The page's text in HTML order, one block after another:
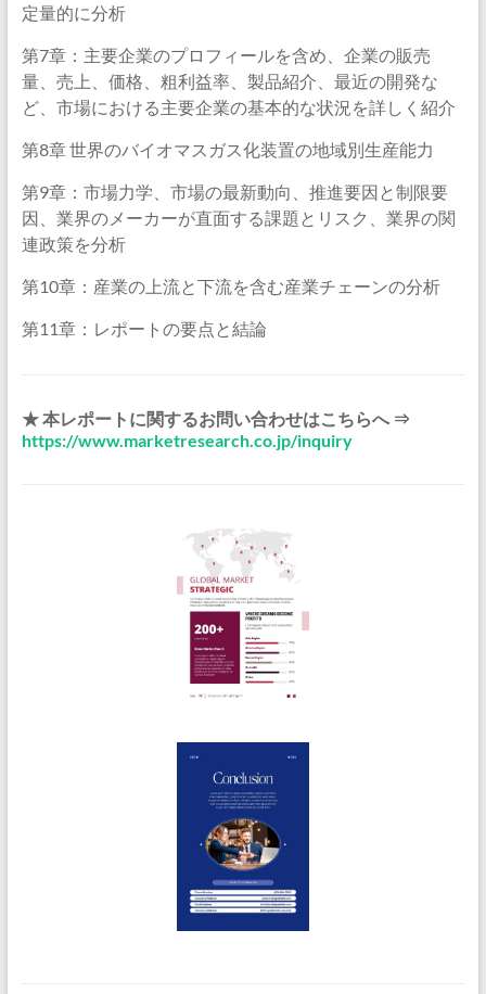
定量的に分析
第7章：主要企業のプロフィールを含め、企業の販売
量、売上、価格、粗利益率、製品紹介、最近の開発な
ど、市場における主要企業の基本的な状況を詳しく紹介
第8章 世界のバイオマスガス化装置の地域別生産能力
第9章：市場力学、市場の最新動向、推進要因と制限要
因、業界のメーカーが直面する課題とリスク、業界の関
連政策を分析
第10章：産業の上流と下流を含む産業チェーンの分析
第11章：レポートの要点と結論
★ 本レポートに関するお問い合わせはこちらへ ⇒
https://www.marketresearch.co.jp/inquiry